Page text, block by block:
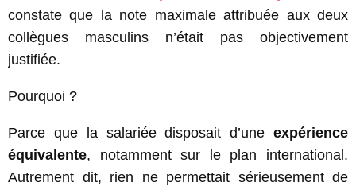
constate que la note maximale attribuée aux deux
collègues masculins n’était pas objectivement
justifiée.
Pourquoi ?
Parce que la salariée disposait d’une expérience
équivalente, notamment sur le plan international.
Autrement dit, rien ne permettait sérieusement de